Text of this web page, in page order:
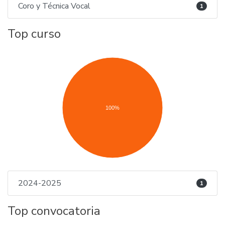
Coro y Técnica Vocal 1
Top curso
100%
2024-2025 1
Top convocatoria